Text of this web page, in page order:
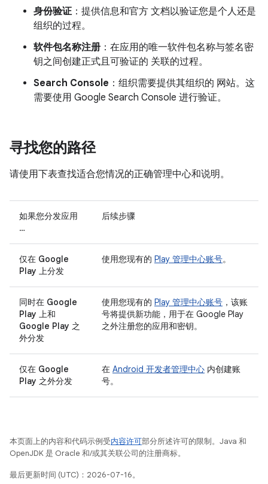
身份验证：提供信息和官方 文档以验证您是个人还是
组织的过程。
软件包名称注册 ：在应用的唯一软件包名称与签名密
钥之间创建正式且可验证的 关联的过程。
Search Console ：组织需要提供其组织的 网站。这
需要使用 Google Search Console 进行验证。
寻找您的路径
请使用下表查找适合您情况的正确管理中心和说明。
如果您分发应用
…
后续步骤
仅在 Google
Play 上分发
使用您现有的 Play 管理中心账号。
同时在 Google
Play 上和
Google Play 之
外分发
使用您现有的 Play 管理中心账号 ，该账
号将提供新功能，用于在 Google Play
之外注册您的应用和密钥。
仅在 Google
Play 之外分发
在 Android 开发者管理中心 内创建账
号。
本页面上的内容和代码示例受内容许可部分所述许可的限制。Java 和
OpenJDK 是 Oracle 和/或其关联公司的注册商标。
最后更新时间 (UTC)：2026-07-16。